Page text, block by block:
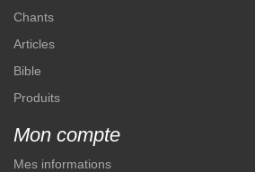
Chants
Articles
Bible
Produits
Mon compte
Mes informations